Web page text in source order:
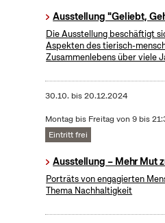
Ausstellung "Geliebt,
Die Ausstellung beschäftigt
Aspekten des tierisch-
Zusammenlebens über viele
30.10. bis20.12.2024
Montag bis Freitag von 9 bis
Eintritt frei
Ausstellung – Mehr Mut
Porträts von engagierten
Thema Nachhaltigkeit